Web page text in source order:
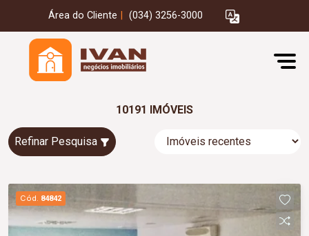
Área do Cliente (034) 3256-3000
10191 IMÓVEIS
Refinar Pesquisa
Cód. 84842